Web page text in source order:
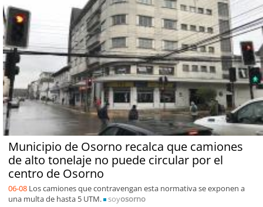
Municipio de Osorno recalca que camiones
de alto tonelaje no puede circular por el
centro de Osorno
06-08 Los camiones que contravengan esta normativa se exponen a
una multa de hasta 5 UTM.
soyosorno